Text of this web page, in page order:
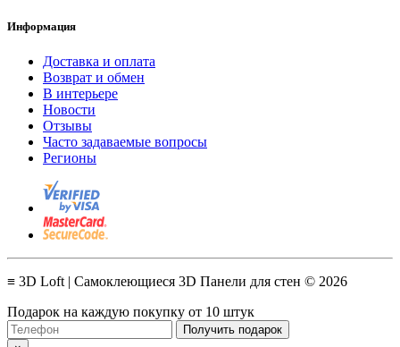
Информация
Доставка и оплата
Возврат и обмен
В интерьере
Новости
Отзывы
Часто задаваемые вопросы
Регионы
≡ 3D Loft | Самоклеющиеся 3D Панели для стен © 2026
Подарок на каждую покупку от 10 штук
Получить подарок